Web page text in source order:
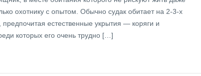
охотнику с опытом. Обычно судак обитает на 2-3-х
предпочитая естественные укрытия — коряги и
которых его очень трудно […]